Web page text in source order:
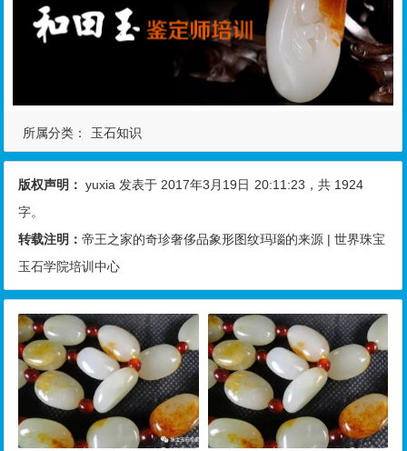
所属分类： 玉石知识
版权声明： yuxia 发表于 2017年3月19日 20:11:23 ，共 1924
字。
转载注明：帝王之家的奇珍奢侈品象形图纹玛瑙的来源 | 世界珠宝
玉石学院培训中心